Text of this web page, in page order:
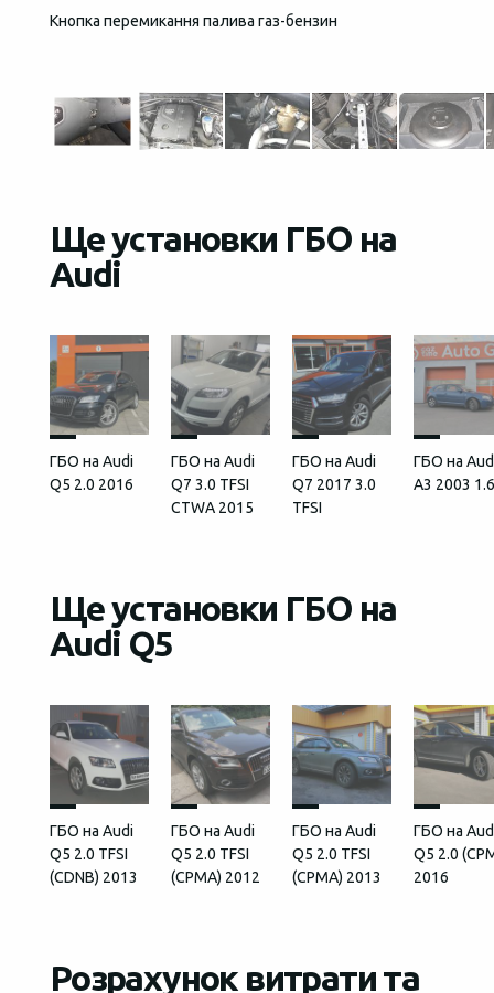
Кнопка перемикання палива газ-бензин
Ще установки ГБО на
Audi
ГБО на Audi
Q5 2.0 2016
ГБО на Audi
Q7 3.0 TFSI
CTWA 2015
ГБО на Audi
Q7 2017 3.0
TFSI
ГБО на
A3 2003 1.6
Ще установки ГБО на
Audi Q5
ГБО на Audi
Q5 2.0 TFSI
(CDNB) 2013
ГБО на Audi
Q5 2.0 TFSI
(CPMA) 2012
ГБО на Audi
Q5 2.0 TFSI
(CPMA) 2013
ГБО на
Q5 2.0
2016
Розрахунок витрати та